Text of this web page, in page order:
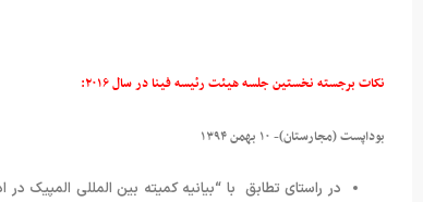
نکات برجسته نخستین جلسه هیئت رئیسه فینا در سال ۲۰۱۶:
بوداپست (مجارستان)- ۱۰ بهمن ۱۳۹۴
در راستای تطابق با “بیانیه کمیته بین المللی المپیک